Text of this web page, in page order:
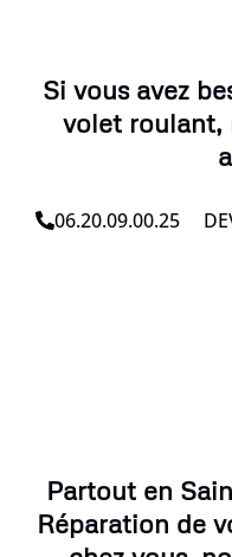
Si vous avez
volet roulant,
06.20.09.00.25
Partout en
Réparation de